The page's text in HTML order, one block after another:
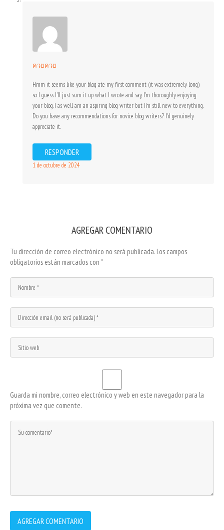
ควยควย
Hmm it seems like your blog ate my first comment (it was extremely long)
so I guess I'll just sum it up what I wrote and say, I'm thoroughly enjoying
your blog. I as well am an aspiring blog writer but I'm still new to everything.
Do you have any recommendations for novice blog writers? I'd genuinely
appreciate it.
RESPONDER
1 de octubre de 2024
AGREGAR COMENTARIO
Tu dirección de correo electrónico no será publicada. Los campos
obligatorios están marcados con *
Guarda mi nombre, correo electrónico y web en este navegador para la
próxima vez que comente.